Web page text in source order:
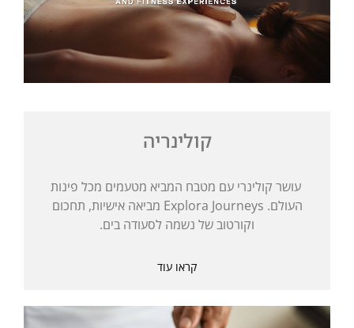
קולינריה
עושר קולינרי עם מטבח המביא מטעמים מכל פינות
העולם. Explora Journeys מביאה אישיות, תחכום
וקורטוב של נשמה לסעודה בים.
קראו עוד